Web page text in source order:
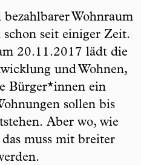
Wohnraum
seit einiger Zeit.
20.11.2017 lädt die
und Wohnen,
Bürger*innen ein
sollen bis
Aber wo, wie
muss mit breiter